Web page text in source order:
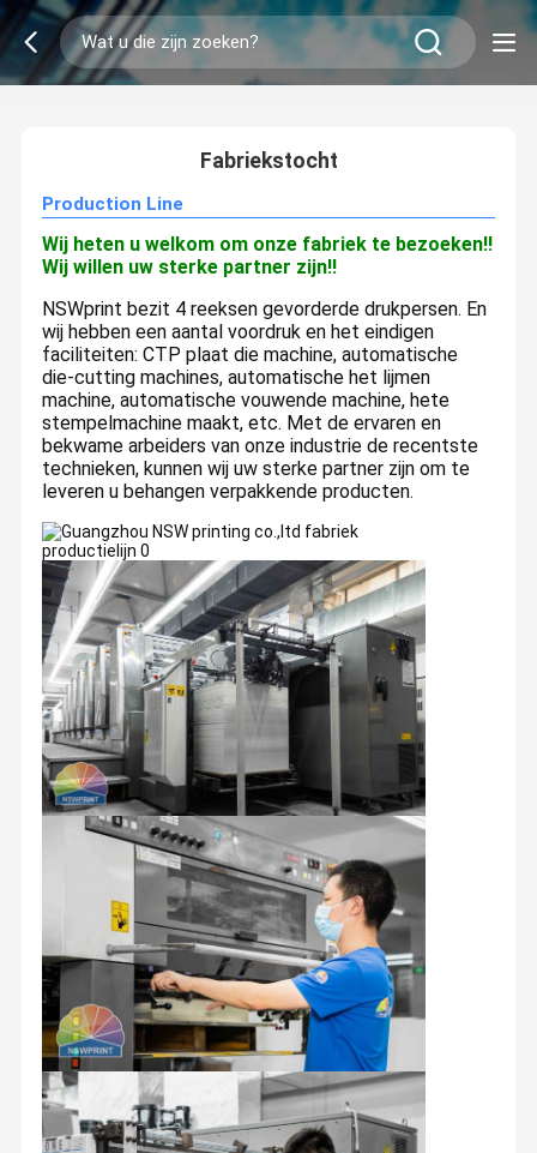
2/0
Fabriekstocht
Production Line
Wij heten u welkom om onze fabriek te bezoeken!!
Wij willen uw sterke partner zijn!!
NSWprint bezit 4 reeksen gevorderde drukpersen. En
wij hebben een aantal voordruk en het eindigen
faciliteiten: CTP plaat die machine, automatische
die-cutting machines, automatische het lijmen
machine, automatische vouwende machine, hete
stempelmachine maakt, etc. Met de ervaren en
bekwame arbeiders van onze industrie de recentste
technieken, kunnen wij uw sterke partner zijn om te
leveren u behangen verpakkende producten.